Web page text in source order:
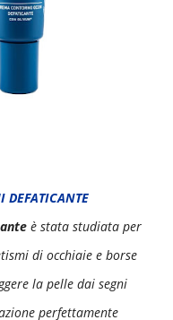
DEFATICANTE
è stata studiata per
di occhiaie e borse
la pelle dai segni
perfettamente